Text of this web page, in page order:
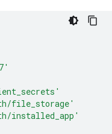
file_storage'
installed_app'